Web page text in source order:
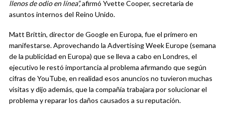
llenos de odio en línea”,afirmó Yvette Cooper, secretaria de
asuntos internos del Reino Unido.
Matt Brittin, director de Google en Europa, fue el primero en
manifestarse. Aprovechando la Advertising Week Europe (semana
de la publicidad en Europa) que se lleva a cabo en Londres, el
ejecutivo le restó importancia al problema afirmando que según
cifras de YouTube, en realidad esos anuncios no tuvieron muchas
visitas y dijo además, que la compañía trabajara por solucionar el
problema y reparar los daños causados a su reputación.